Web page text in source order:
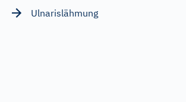
Ulnarislähmung